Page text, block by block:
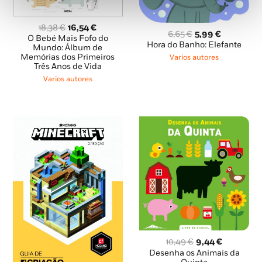
18,38€ O
preço
original
era:
18,38 €.
16,54€O
preço
atual
é:
16,54 €.
O Bebé Mais Fofo do
Mundo: Álbum de
Memórias dos Primeiros
Três Anos de Vida
Varios autores
6,65€ O
preço
original
5,99 €O
preço
Hora do Banho: Elefante
Varios autores
10,49€ O
preço
9,44€O
preço
Desenha os Animais da